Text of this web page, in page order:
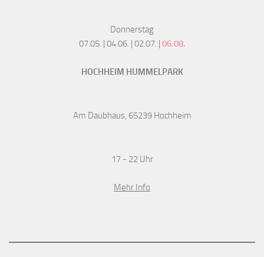
Donnerstag
07.05. | 04.06. | 02.07. | 06.08.
HOCHHEIM HUMMELPARK
Am Daubhaus, 65239 Hochheim
17 - 22 Uhr
Mehr Info